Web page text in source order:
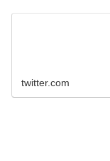
twitter.com